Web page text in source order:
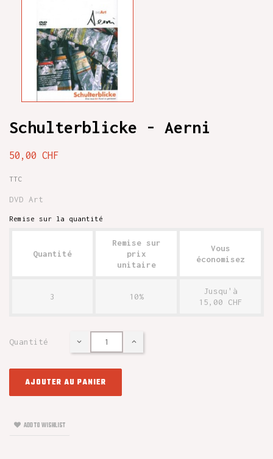
Schulterblicke - Aerni
50,00 CHF
TTC
DVD Art
Remise sur la quantité
Quantité
Remise sur
prix
unitaire
Vous
économisez
3 10%
Jusqu'à
15,00 CHF
Quantité
AJOUTER AU PANIER
ADD TO WISHLIST